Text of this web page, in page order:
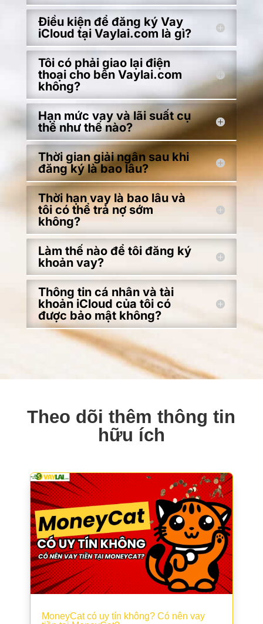
Điều kiện để đăng ký Vay
iCloud tại Vaylai.com là gì?
Tôi có phải giao lại điện
thoại cho bên Vaylai.com
không?
Hạn mức vay và lãi suất cụ
thể như thế nào?
Thời gian giải ngân sau khi
đăng ký là bao lâu?
Thời hạn vay là bao lâu và
tôi có thể trả nợ sớm
không?
Làm thế nào để tôi đăng ký
khoản vay?
Thông tin cá nhân và tài
khoản iCloud của tôi có
được bảo mật không?
Theo dõi thêm thông tin
hữu ích
MoneyCat có uy tín không? Có nên vay